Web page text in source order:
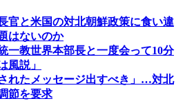
官と米国の対北朝鮮政策に食い違
はないのか
一教世界本部長と一度会って10分
風説」
れたメッセージ出すべき」…対北
節を要求